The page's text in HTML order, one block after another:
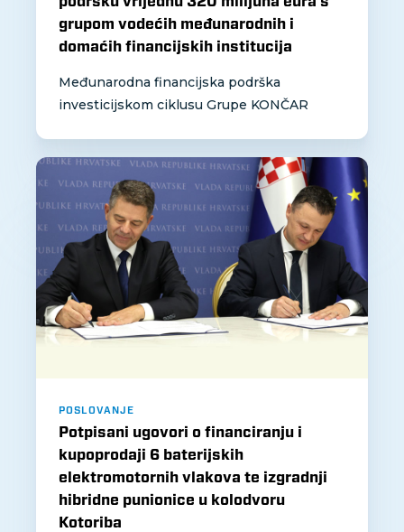
grupom vodećih međunarodnih i
domaćih financijskih institucija
Međunarodna financijska podrška
investicijskom ciklusu Grupe KONČAR
POSLOVANJE
Potpisani ugovori o financiranju i
kupoprodaji 6 baterijskih
elektromotornih vlakova te izgradnji
hibridne punionice u kolodvoru
Kotoriba